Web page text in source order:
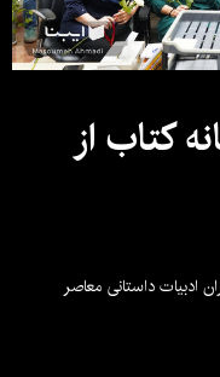
کتاب از
ادبیات داستانی معاصر